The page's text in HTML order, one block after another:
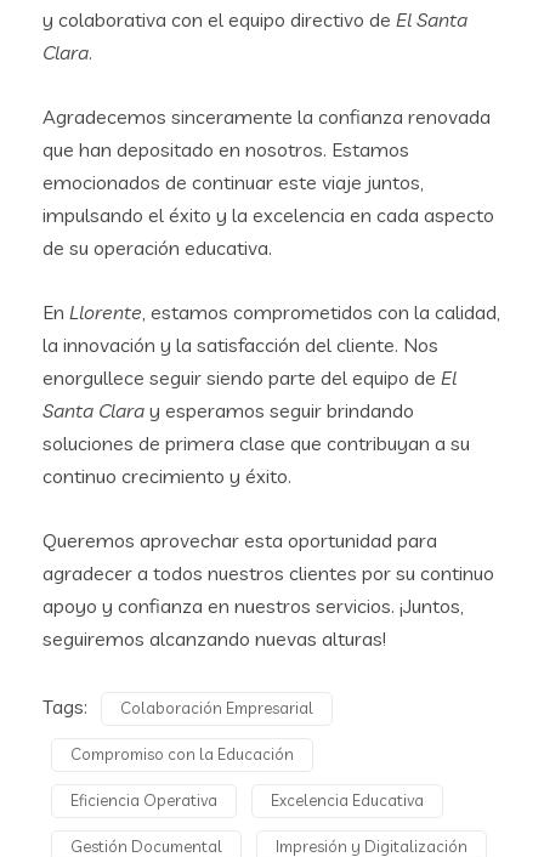
y colaborativa con el equipo directivo de El Santa
Clara.
Agradecemos sinceramente la confianza renovada
que han depositado en nosotros. Estamos
emocionados de continuar este viaje juntos,
impulsando el éxito y la excelencia en cada aspecto
de su operación educativa.
En Llorente , estamos comprometidos con la calidad,
la innovación y la satisfacción del cliente. Nos
enorgullece seguir siendo parte del equipo de El
Santa Clara y esperamos seguir brindando
soluciones de primera clase que contribuyan a su
continuo crecimiento y éxito.
Queremos aprovechar esta oportunidad para
agradecer a todos nuestros clientes por su continuo
apoyo y confianza en nuestros servicios. ¡Juntos,
seguiremos alcanzando nuevas alturas!
Tags: Colaboración Empresarial
Compromiso con la Educación
Eficiencia Operativa Excelencia Educativa
Gestión Documental Impresión y Digitalización